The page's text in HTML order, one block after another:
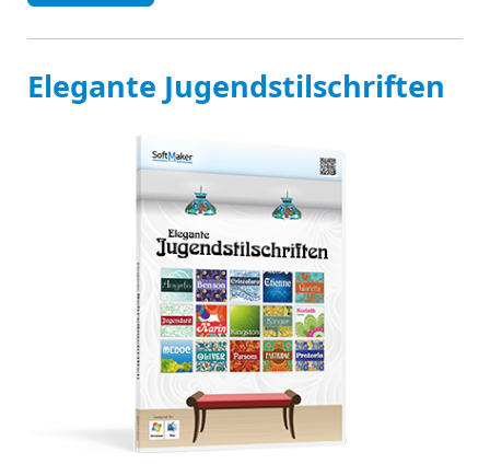
Elegante Jugendstilschriften